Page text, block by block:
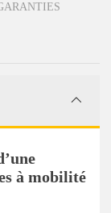
à mobilité